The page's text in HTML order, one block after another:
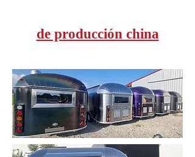
de producción china